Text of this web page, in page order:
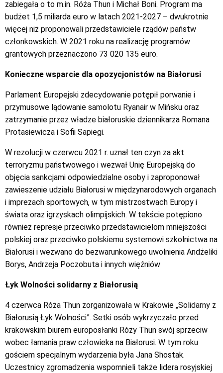
zabiegała o to m.in. Róża Thun i Michał Boni. Program ma
budżet 1,5 miliarda euro w latach 2021-2027 – dwukrotnie
więcej niż proponowali przedstawiciele rządów państw
członkowskich. W 2021 roku na realizację programów
grantowych przeznaczono 73 020 135 euro.
Konieczne wsparcie dla opozycjonistów na Białorusi
Parlament Europejski zdecydowanie potępił porwanie i
przymusowe lądowanie samolotu Ryanair w Mińsku oraz
zatrzymanie przez władze białoruskie dziennikarza Romana
Protasiewicza i Sofii Sapiegi.
W rezolucji w czerwcu 2021 r. uznał ten czyn za akt
terroryzmu państwowego i wezwał Unię Europejską do
objęcia sankcjami odpowiedzialne osoby i zaproponował
zawieszenie udziału Białorusi w międzynarodowych organach
i imprezach sportowych, w tym mistrzostwach Europy i
świata oraz igrzyskach olimpijskich. W tekście potępiono
również represje przeciwko przedstawicielom mniejszości
polskiej oraz przeciwko polskiemu systemowi szkolnictwa na
Białorusi i wezwano do bezwarunkowego uwolnienia Andżeliki
Borys, Andrzeja Poczobuta i innych więźniów
Łyk Wolności solidarny z Białorusią
4 czerwca Róża Thun zorganizowała w Krakowie „Solidarny z
Białorusią Łyk Wolności”. Setki osób wykrzyczało przed
krakowskim biurem europosłanki Róży Thun swój sprzeciw
wobec łamania praw człowieka na Białorusi. W tym roku
gościem specjalnym wydarzenia była Jana Shostak.
Uczestnicy zgromadzenia wspomnieli także lidera rosyjskiej